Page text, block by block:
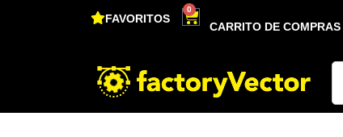
FAVORITOS
0
CARRITO DE COMPRAS